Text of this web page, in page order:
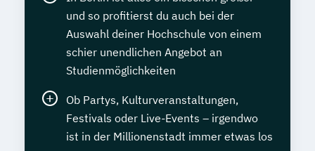
und so profitierst du auch bei der
Auswahl deiner Hochschule von einem
schier unendlichen Angebot an
Studienmöglichkeiten
Ob Partys, Kulturveranstaltungen,
Festivals oder Live-Events – irgendwo
ist in der Millionenstadt immer etwas los